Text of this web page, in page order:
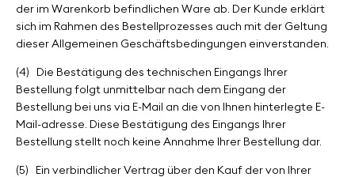
der im Warenkorb befindlichen Ware ab. Der Kunde erklärt
sich im Rahmen des Bestellprozesses auch mit der Geltung
dieser Allgemeinen Geschäftsbedingungen einverstanden.
(4)
Die Bestätigung des technischen Eingangs Ihrer
Bestellung folgt unmittelbar nach dem Eingang der
Bestellung bei uns via E-Mail an die von Ihnen hinterlegte E-
Mail-adresse. Diese Bestätigung des Eingangs Ihrer
Bestellung stellt noch keine Annahme Ihrer Bestellung dar.
(5)
Ein verbindlicher Vertrag über den Kauf der von Ihrer